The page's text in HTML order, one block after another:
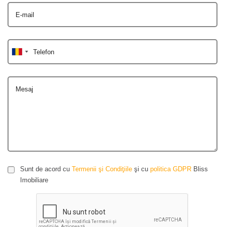
E-mail
Telefon
Mesaj
Sunt de acord cu Termenii şi Condiţiile şi cu politica GDPR Bliss
Imobiliare